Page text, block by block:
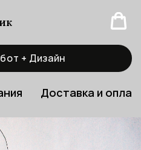
+ Дизайн
Доставка и